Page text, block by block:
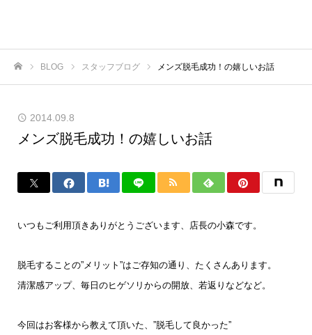
BLOG スタッフブログ メンズ脱毛成功！の嬉しいお話
2014.09.8
メンズ脱毛成功！の嬉しいお話
いつもご利用頂きありがとうございます、店長の小森です。
脱毛することの”メリット”はご存知の通り、たくさんあります。
清潔感アップ、毎日のヒゲソリからの開放、若返りなどなど。
今回はお客様から教えて頂いた、”脱毛して良かった”